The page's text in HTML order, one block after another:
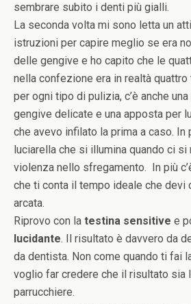
sembrare subito i denti più gialli.
La seconda volta mi sono letta un
istruzioni per capire meglio se era
delle gengive e ho capito che le
nella confezione era in realtà
per ogni tipo di pulizia, c’è anche
gengive delicate e una apposta per
che avevo infilato la prima a caso. In
luciarella che si illumina quando ci
violenza nello sfregamento. In più
che ti conta il tempo ideale che devi
arcata.
Riprovo con la testina sensitive e
lucidante. Il risultato è davvero da
da dentista. Non come quando ti fai
voglio far credere che il risultato sia
parrucchiere.